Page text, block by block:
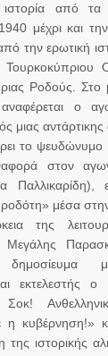
από τα
μέχρι και
την ερωτική
Τουρκοκύπριου
Ροδούς. Στο
ο
μιας
το ψευδώνυμο
στον
μέσα
της
Μεγάλης
δημοσίευμα
εκτελεστής ο
Σοκ!
η κυβέρνηση!»
της ιστορικής